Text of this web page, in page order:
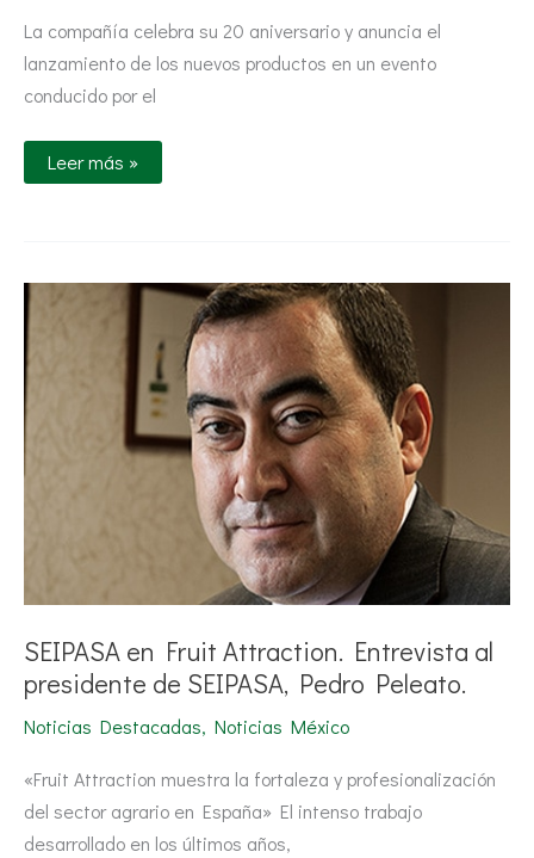
La compañía celebra su 20 aniversario y anuncia el
lanzamiento de los nuevos productos en un evento
conducido por el
Leer más »
SEIPASA en Fruit Attraction. Entrevista al
presidente de SEIPASA, Pedro Peleato.
Noticias Destacadas, Noticias México
«Fruit Attraction muestra la fortaleza y profesionalización
del sector agrario en España» El intenso trabajo
desarrollado en los últimos años,
SEIPASA
en